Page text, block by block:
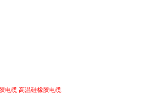
电缆 高温硅橡胶电缆